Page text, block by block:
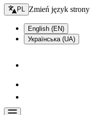
Zmień język - bieżący:
PL Zmień język strony
English (EN)
Українська (UA)